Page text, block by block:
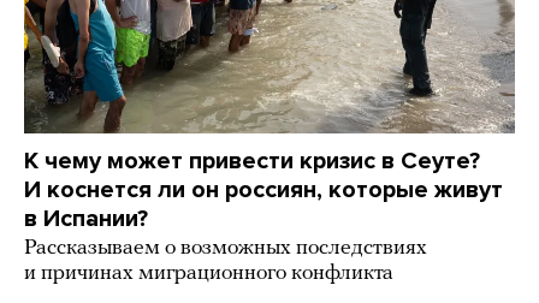
К чему может привести кризис в Сеуте?
И коснется ли он россиян, которые живут
в Испании?
Рассказываем о возможных последствиях
и причинах миграционного конфликта